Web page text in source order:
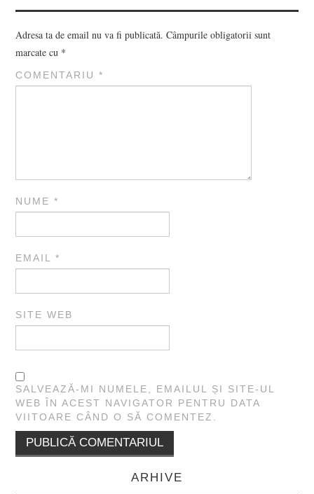
Adresa ta de email nu va fi publicată. Câmpurile obligatorii sunt
marcate cu *
COMENTARIU*
NUME*
EMAIL*
SITE WEB
SALVEAZĂ-MI NUMELE, EMAILUL ȘI SITE-UL
WEB ÎN ACEST NAVIGATOR PENTRU DATA
VIITOARE CÂND O SĂ COMENTEZ.
ARHIVE